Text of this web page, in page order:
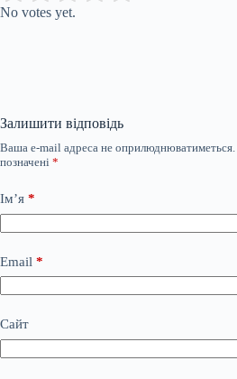
No votes yet.
Залишити відповідь
Ваша e-mail адреса не оприлюднюватиметься.
позначені *
Ім’я *
Email *
Сайт